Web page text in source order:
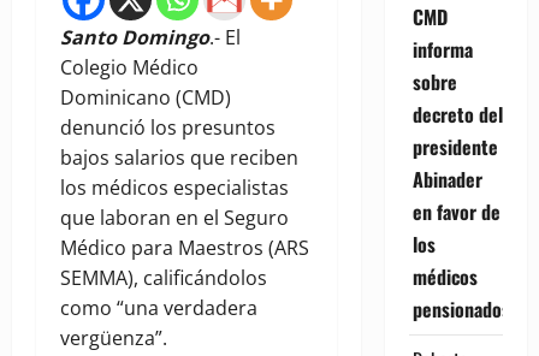
Santo Domingo.- El
Colegio Médico
Dominicano (CMD)
denunció los presuntos
bajos salarios que reciben
los médicos especialistas
que laboran en el Seguro
Médico para Maestros (ARS
SEMMA), calificándolos
como “una verdadera
vergüenza”.
CMD
informa
sobre
decreto del
presidente
Abinader
en favor de
los
médicos
pensionados